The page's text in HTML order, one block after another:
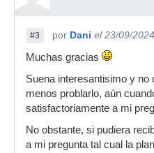
#3 por Dani el 23/09/2024
Muchas gracias
Suena interesantisimo y
menos problarlo, aún
satisfactoriamente a mi
No obstante, si pudiera
a mi pregunta tal cual la